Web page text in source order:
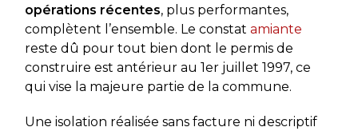
opérations récentes, plus performantes,
complètent l’ensemble. Le constat amiante
reste dû pour tout bien dont le permis de
construire est antérieur au 1er juillet 1997, ce
qui vise la majeure partie de la commune.
Une isolation réalisée sans facture ni descriptif